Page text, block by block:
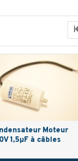
Moteur
1,5µF à câbles